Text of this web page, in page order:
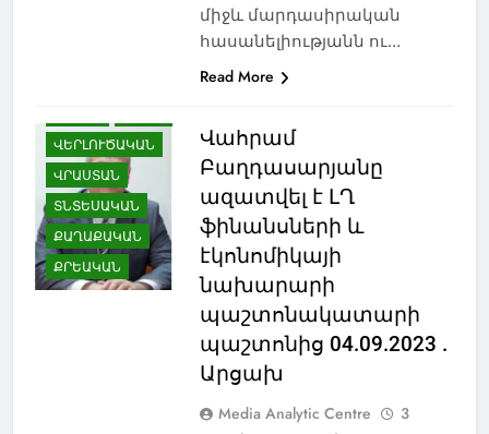
միջև մարդասիրական
հասանելիությանն ու…
Read More
ՎԵՐԼՈՒԾԱԿԱՆ
ՎՐԱՍՏԱՆ
ՏՆՏԵՍԱԿԱՆ
ՔԱՂԱՔԱԿԱՆ
ՔՐԵԱԿԱՆ
Վահրամ
Բաղդասարյանը
ազատվել է ԼՂ
ֆինանսների և
էկոնոմիկայի
նախարարի
պաշտոնակատարի
պաշտոնից 04.09.2023 .
Արցախ
Media Analytic Centre
3